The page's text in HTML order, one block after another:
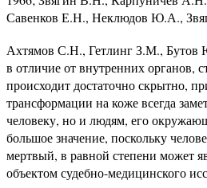
Савенков Е.Н., Неклюдов Ю.А.,
Ахтямов С.Н., Гетлинг З.М., Бутов
в отличие от внутренних органов,
происходит достаточно скрытно,
трансформации на коже всегда
человеку, но и людям, его
большое значение, поскольку
мертвый, в равной степени может
объектом судебно-медицинского